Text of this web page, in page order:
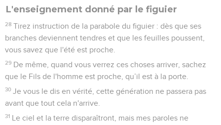
L'enseignement donné par le figuier
28 Tirez instruction de la parabole du figuier : dès que ses
branches deviennent tendres et que les feuilles poussent,
vous savez que l'été est proche.
29 De même, quand vous verrez ces choses arriver, sachez
que le Fils de l'homme est proche, qu’il est à la porte.
30 Je vous le dis en vérité, cette génération ne passera pas
avant que tout cela n'arrive.
31 Le ciel et la terre disparaîtront, mais mes paroles ne